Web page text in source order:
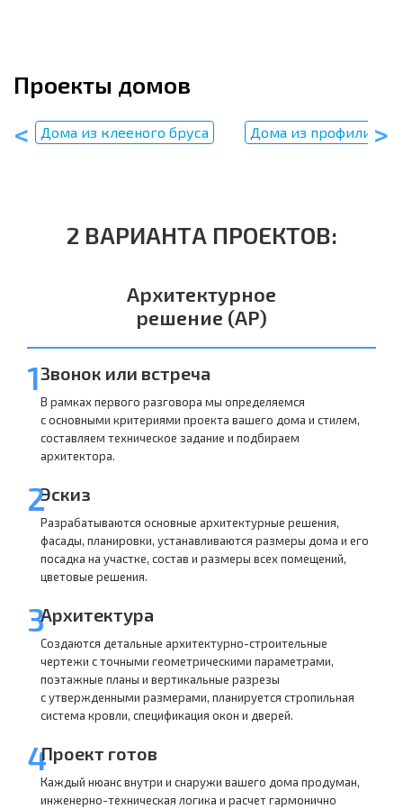
Проекты домов
Дома из клееного бруса Дома из
2 ВАРИАНТА ПРОЕКТОВ:
Архитектурное
решение (АР)
1Звонок или встреча
В рамках первого разговора мы определяемся
с основными критериями проекта вашего дома и стилем,
составляем техническое задание и подбираем
архитектора.
2Эскиз
Разрабатываются основные архитектурные решения,
фасады, планировки, устанавливаются размеры дома и его
посадка на участке, состав и размеры всех помещений,
цветовые решения.
3Архитектура
Создаются детальные архитектурно-строительные
чертежи с точными геометрическими параметрами,
поэтажные планы и вертикальные разрезы
с утвержденными размерами, планируется стропильная
система кровли, спецификация окон и дверей.
4Проект готов
Каждый нюанс внутри и снаружи вашего дома продуман,
инженерно-техническая логика и расчет гармонично